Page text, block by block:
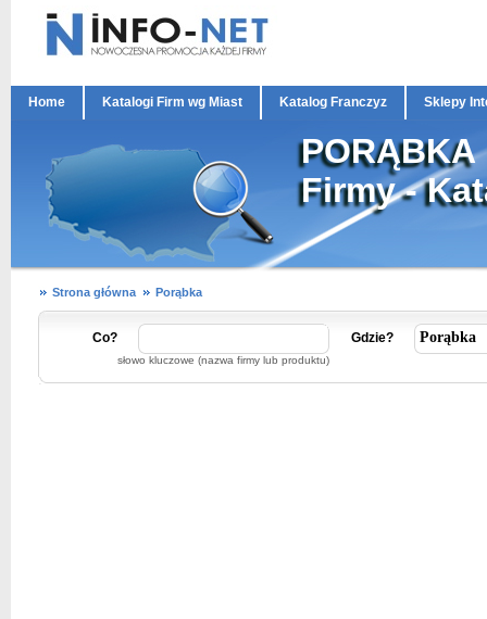
Home Katalogi Firm wg Miast Katalog Franczyz Sklepy
PORĄBKA
Firmy -
Strona główna Porąbka
Co?
słowo kluczowe (nazwa firmy lub produktu)
Gdzie?